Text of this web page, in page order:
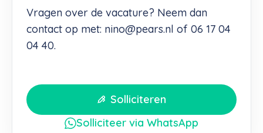
Vragen over de vacature? Neem dan
contact op met: nino@pears.nl of 06 17 04
04 40.
Solliciteren
Solliciteer via WhatsApp